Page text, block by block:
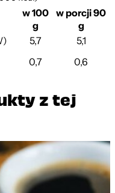
w 100
g
w porcji 90
g
5,7
5,1
0,7 0,6
z tej